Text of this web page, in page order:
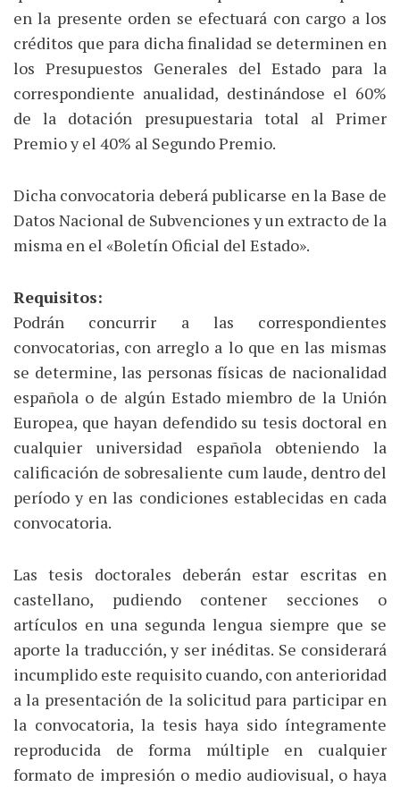
en la presente orden se efectuará con cargo a los
créditos que para dicha finalidad se determinen en
los Presupuestos Generales del Estado para la
correspondiente anualidad, destinándose el 60%
de la dotación presupuestaria total al Primer
Premio y el 40% al Segundo Premio.
Dicha convocatoria deberá publicarse en la Base de
Datos Nacional de Subvenciones y un extracto de la
misma en el «Boletín Oficial del Estado».
Requisitos:
Podrán concurrir a las correspondientes
convocatorias, con arreglo a lo que en las mismas
se determine, las personas físicas de nacionalidad
española o de algún Estado miembro de la Unión
Europea, que hayan defendido su tesis doctoral en
cualquier universidad española obteniendo la
calificación de sobresaliente cum laude, dentro del
período y en las condiciones establecidas en cada
convocatoria.
Las tesis doctorales deberán estar escritas en
castellano, pudiendo contener secciones o
artículos en una segunda lengua siempre que se
aporte la traducción, y ser inéditas. Se considerará
incumplido este requisito cuando, con anterioridad
a la presentación de la solicitud para participar en
la convocatoria, la tesis haya sido íntegramente
reproducida de forma múltiple en cualquier
formato de impresión o medio audiovisual, o haya